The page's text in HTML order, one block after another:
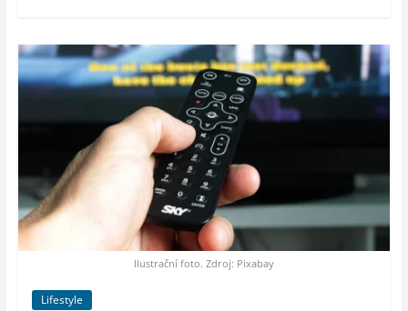
Ilustrační foto. Zdroj: Pixabay
Lifestyle